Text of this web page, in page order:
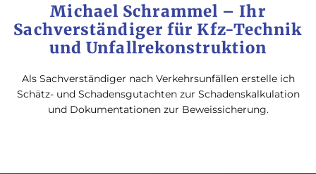
Michael Schrammel – Ihr
Sachverständiger für Kfz-Technik
und Unfallrekonstruktion
Als Sachverständiger nach Verkehrsunfällen erstelle ich
Schätz- und Schadensgutachten zur Schadenskalkulation
und Dokumentationen zur Beweissicherung.